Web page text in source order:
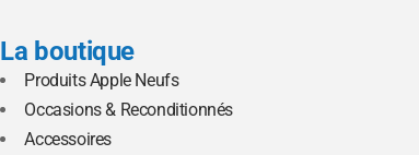
La boutique
Produits Apple Neufs
Occasions & Reconditionnés
Accessoires